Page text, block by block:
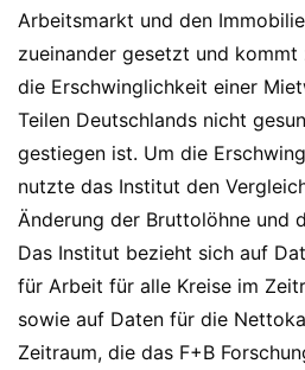
Arbeitsmarkt und den
zueinander gesetzt und kommt
die Erschwinglichkeit einer
Teilen Deutschlands nicht
gestiegen ist. Um die
nutzte das Institut den
Änderung der Bruttolöhne und
Das Institut bezieht sich auf
für Arbeit für alle Kreise im
sowie auf Daten für die
Zeitraum, die das F+B